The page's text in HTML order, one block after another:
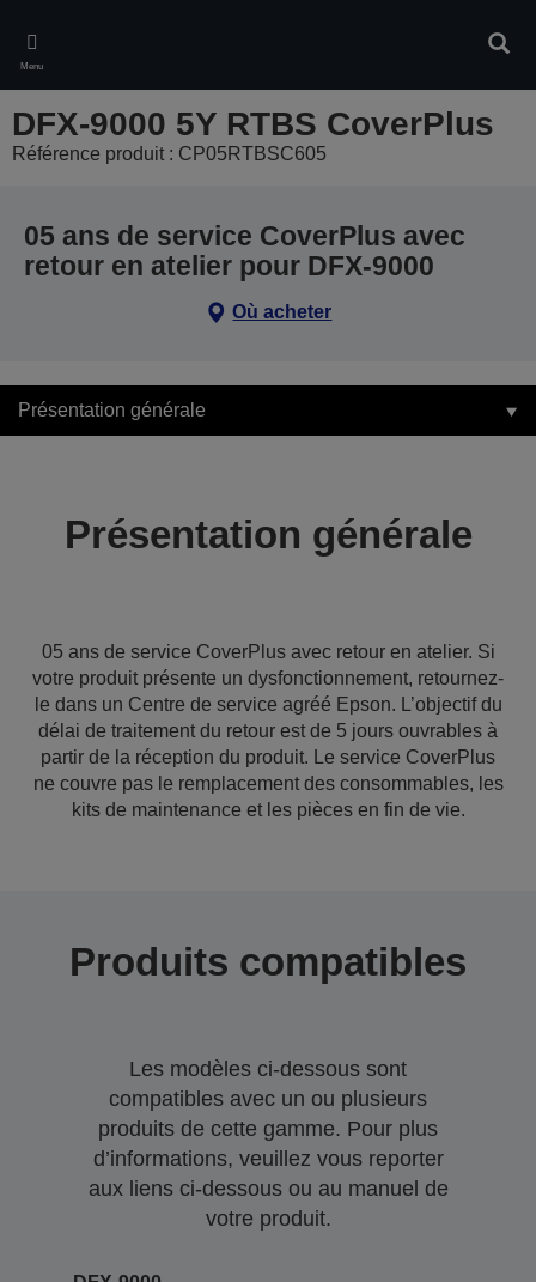
main
content
Menu
DFX-9000 5Y RTBS CoverPlus
Référence produit : CP05RTBSC605
05 ans de service CoverPlus avec
retour en atelier pour DFX-9000
Où acheter
Présentation générale
Présentation générale
05 ans de service CoverPlus avec retour en atelier. Si
votre produit présente un dysfonctionnement, retournez-
le dans un Centre de service agréé Epson. L’objectif du
délai de traitement du retour est de 5 jours ouvrables à
partir de la réception du produit. Le service CoverPlus
ne couvre pas le remplacement des consommables, les
kits de maintenance et les pièces en fin de vie.
Produits compatibles
Les modèles ci-dessous sont
compatibles avec un ou plusieurs
produits de cette gamme. Pour plus
d’informations, veuillez vous reporter
aux liens ci-dessous ou au manuel de
votre produit.